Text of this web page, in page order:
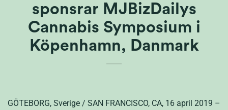
sponsrar MJBizDailys
Cannabis Symposium i
Köpenhamn, Danmark
GÖTEBORG, Sverige / SAN FRANCISCO, CA, 16 april 2019 –